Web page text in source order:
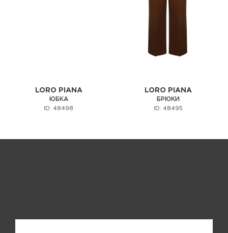
LORO PIANA
ЮБКА
ID: 48498
LORO PIANA
БРЮКИ
ID: 48495